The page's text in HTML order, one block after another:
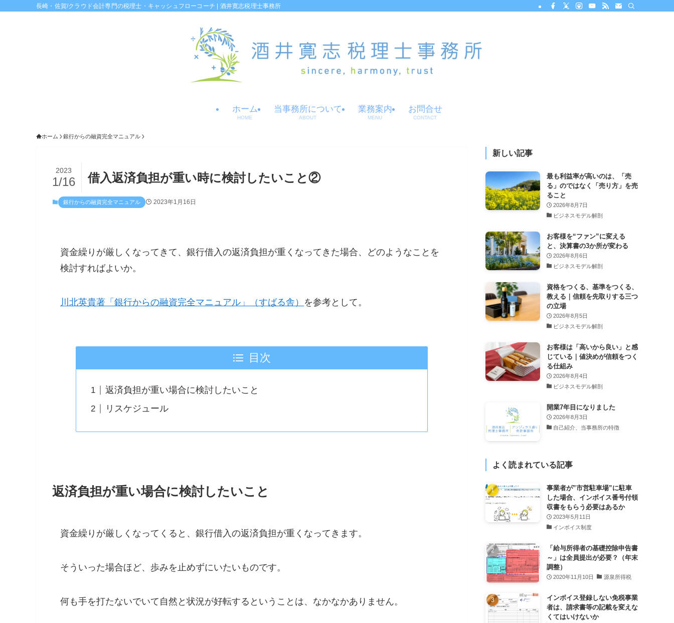
長崎・佐賀/クラウド会計専門の税理士・キャッシュフローコーチ | 酒井寛志税理士事務所
ホーム
HOME
当事務所について
ABOUT
業務案内
MENU
お問合せ
CONTACT
ホーム 銀行からの融資完全マニュアル
借入返済負担が重い時に検討したいこと②
2023
1/16
銀行からの融資完全マニュアル 2023年1月16日
資金繰りが厳しくなってきて、銀行借入の返済負担が重くなってきた場合、どのようなことを
検討すればよいか。
川北英貴著「銀行からの融資完全マニュアル」（すばる舎） を参考として。
目次
返済負担が重い場合に検討したいこと
リスケジュール
返済負担が重い場合に検討したいこと
資金繰りが厳しくなってくると、銀行借入の返済負担が重くなってきます。
そういった場合ほど、歩みを止めずにいたいものです。
何も手を打たないでいて自然と状況が好転するということは、なかなかありません。
新しい記事
最も利益率が高いのは、「売
る」のではなく「売り方」を売
ること
2026年8月7日
ビジネスモデル解剖
お客様を“ファン”に変える
と、決算書の3か所が変わる
2026年8月6日
ビジネスモデル解剖
資格をつくる、基準をつくる、
教える｜信頼を先取りする三つ
の立場
2026年8月5日
ビジネスモデル解剖
お客様は「高いから良い」と感
じている｜値決めが信頼をつく
る仕組み
2026年8月4日
ビジネスモデル解剖
開業7年目になりました
2026年8月3日
自己紹介、当事務所の特徴
よく読まれている記事
事業者が”市営駐車場”に駐車
した場合、インボイス番号付領
収書をもらう必要はあるか
2023年5月11日
インボイス制度
「給与所得者の基礎控除申告書
～」は全員提出が必要？（年末
調整）
2020年11月10日 源泉所得税
インボイス登録しない免税事業
者は、請求書等の記載を変えな
くてはいけないか